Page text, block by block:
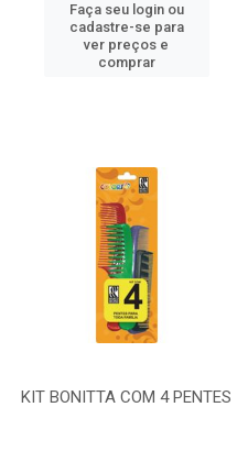
Faça seu login ou
cadastre-se para
ver preços e
comprar
KIT BONITTA COM 4 PENTES